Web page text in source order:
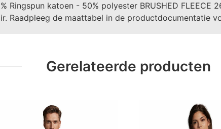
Ringspun katoen - 50% polyester BRUSHED
Raadpleeg de maattabel in de productdocumentatie
Gerelateerde producten